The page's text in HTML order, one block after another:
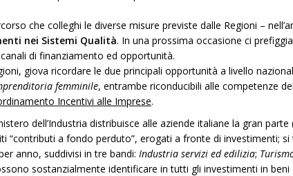
che colleghi le diverse misure previste dalle Regioni –
nei Sistemi Qualità. In una prossima occasione ci
di finanziamento ed opportunità.
giova ricordare le due principali opportunità a livello
femminile, entrambe riconducibili alle competenze del
Incentivi alle Imprese.
dell’Industria distribuisce alle aziende italiane la gran parte
“contributi a fondo perduto”, erogati a fronte di investimenti;
anno, suddivisi in tre bandi: Industria servizi ed edilizia;
sostanzialmente identificare in tutti gli investimenti in beni